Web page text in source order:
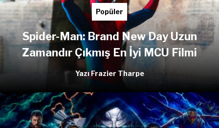
Popüler
Spider-Man: Brand New Day Uzun
Zamandır Çıkmış En İyi MCU Filmi
Yazı Frazier Tharpe